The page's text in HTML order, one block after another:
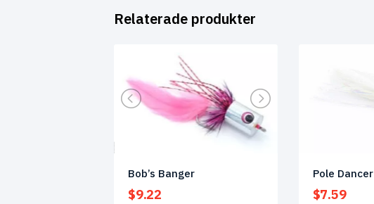
Relaterade produkter
Bob’s Banger
$9.22
Pole Dancer
$7.59